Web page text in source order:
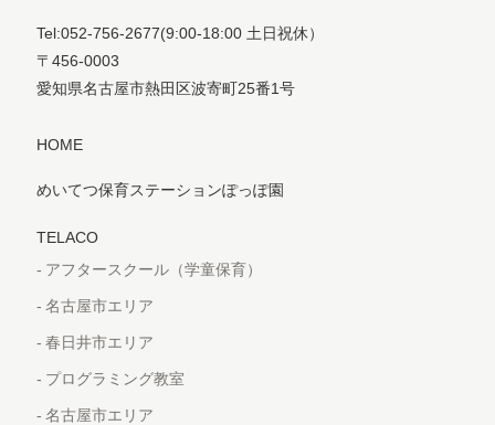
Tel:052-756-2677(9:00-18:00 土日祝休）
〒456-0003
愛知県名古屋市熱田区波寄町25番1号
HOME
めいてつ保育ステーションぽっぽ園
TELACO
アフタースクール（学童保育）
名古屋市エリア
春日井市エリア
プログラミング教室
名古屋市エリア